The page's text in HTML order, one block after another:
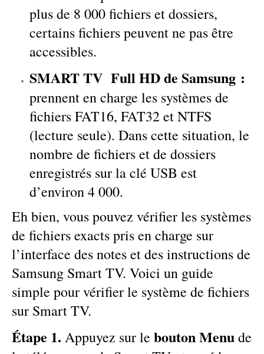
plus de 8 000 fichiers et dossiers,
certains fichiers peuvent ne pas être
accessibles.
SMART TV Full HD de Samsung :
prennent en charge les systèmes de
fichiers FAT16, FAT32 et NTFS
(lecture seule). Dans cette situation, le
nombre de fichiers et de dossiers
enregistrés sur la clé USB est
d’environ 4 000.
Eh bien, vous pouvez vérifier les systèmes
de fichiers exacts pris en charge sur
l’interface des notes et des instructions de
Samsung Smart TV. Voici un guide
simple pour vérifier le système de fichiers
sur Smart TV.
Étape 1. Appuyez sur le bouton Menude